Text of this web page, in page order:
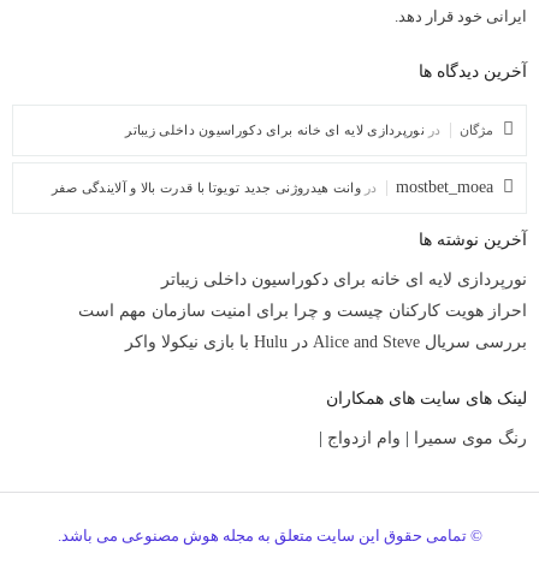
ایرانی خود قرار دهد.
آخرین دیدگاه ها
مژگان در نورپردازی لایه ای خانه برای دکوراسیون داخلی زیباتر
mostbet_moea در وانت هیدروژنی جدید تویوتا با قدرت بالا و آلایندگی صفر
آخرین نوشته ها
نورپردازی لایه ای خانه برای دکوراسیون داخلی زیباتر
احراز هویت کارکنان چیست و چرا برای امنیت سازمان مهم است
بررسی سریال Alice and Steve در Hulu با بازی نیکولا واکر
لینک های سایت های همکاران
رنگ موی سمیرا وام ازدواج
© تمامی حقوق این سایت متعلق به مجله هوش مصنوعی می باشد.